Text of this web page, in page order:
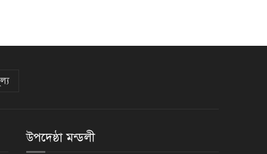
উপদেষ্ঠা মন্ডলী